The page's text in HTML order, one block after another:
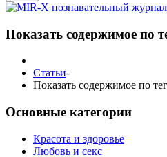
Показать содержимое по
Статьи-
Показать содержимое по
Основные категории
Красота и здоровье
Любовь и секс